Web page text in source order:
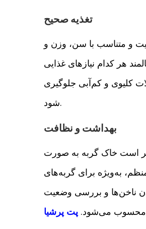
تغذیه صحیح
و متناسب با سن، وزن و
هر کدام نیازهای غذایی
کلیوی و کم‌آبی جلوگیری
شود.
بهداشت و نظافت
است خاک گربه به صورت
به‌ویژه برای گربه‌های
ناخن‌ها و بررسی وضعیت
محسوب می‌شود. پت پرشیا